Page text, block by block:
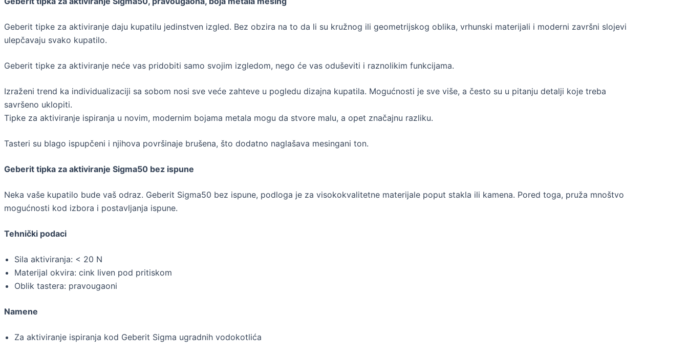
Geberit tipke za aktiviranje daju kupatilu jedinstven izgled. Bez obzira na to da li su kružnog ili geometrijskog oblika, vrhunski materijali i moderni završni slojevi
ulepčavaju svako kupatilo.
Geberit tipke za aktiviranje neće vas pridobiti samo svojim izgledom, nego će vas oduševiti i raznolikim funkcijama.
Izraženi trend ka individualizaciji sa sobom nosi sve veće zahteve u pogledu dizajna kupatila. Mogućnosti je sve više, a često su u pitanju detalji koje treba
savršeno uklopiti.
Tipke za aktiviranje ispiranja u novim, modernim bojama metala mogu da stvore malu, a opet značajnu razliku.
Tasteri su blago ispupčeni i njihova površinaje brušena, što dodatno naglašava mesingani ton.
Geberit tipka za aktiviranje Sigma50 bez ispune
Neka vaše kupatilo bude vaš odraz. Geberit Sigma50 bez ispune, podloga je za visokokvalitetne materijale poput stakla ili kamena. Pored toga, pruža mnoštvo
mogućnosti kod izbora i postavljanja ispune.
Tehnički podaci
Sila aktiviranja: < 20 N
Materijal okvira: cink liven pod pritiskom
Oblik tastera: pravougaoni
Namene
Za aktiviranje ispiranja kod Geberit Sigma ugradnih vodokotlića